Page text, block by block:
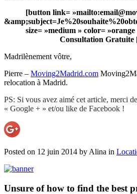
[button link=
size= »medium » color=
Consultation Gratuite
Madrilènement vôtre,
Pierre – Moving2Madrid.com
relocation à Madrid.
PS: Si vous avez aimé cet article, merci
« Google + » et/ou like de Facebook !
Posted on 12 juin 2014 by Alina in
Unsure of how to find the best